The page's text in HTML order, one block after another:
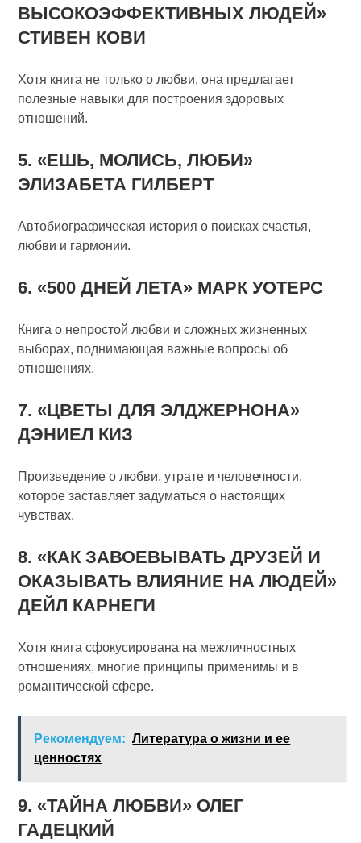
ВЫСОКОЭФФЕКТИВНЫХ ЛЮДЕЙ»
СТИВЕН КОВИ
Хотя книга не только о любви, она предлагает
полезные навыки для построения здоровых
отношений.
5. «ЕШЬ, МОЛИСЬ, ЛЮБИ»
ЭЛИЗАБЕТА ГИЛБЕРТ
Автобиографическая история о поисках счастья,
любви и гармонии.
6. «500 ДНЕЙ ЛЕТА» МАРК УОТЕРС
Книга о непростой любви и сложных жизненных
выборах, поднимающая важные вопросы об
отношениях.
7. «ЦВЕТЫ ДЛЯ ЭЛДЖЕРНОНА»
ДЭНИЕЛ КИЗ
Произведение о любви, утрате и человечности,
которое заставляет задуматься о настоящих
чувствах.
8. «КАК ЗАВОЕВЫВАТЬ ДРУЗЕЙ И
ОКАЗЫВАТЬ ВЛИЯНИЕ НА ЛЮДЕЙ»
ДЕЙЛ КАРНЕГИ
Хотя книга сфокусирована на межличностных
отношениях, многие принципы применимы и в
романтической сфере.
Рекомендуем: Литература о жизни и ее
ценностях
9. «ТАЙНА ЛЮБВИ» ОЛЕГ
ГАДЕЦКИЙ